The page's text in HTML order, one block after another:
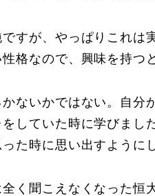
すが、やっぱりこれは
格なので、興味を持つ
かないかではない。自
していた時に学びまし
た時に思い出すように
く聞こえなくなった恒